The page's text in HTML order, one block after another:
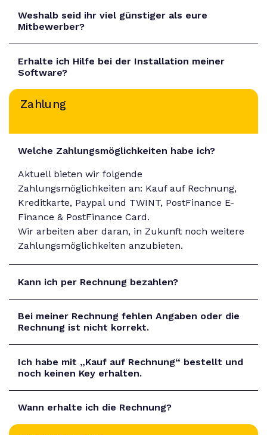
Weshalb seid ihr viel günstiger als eure
Mitbewerber?
Erhalte ich Hilfe bei der Installation meiner
Software?
Zahlung
Welche Zahlungsmöglichkeiten habe ich?
Aktuell bieten wir folgende
Zahlungsmöglichkeiten an: Kauf auf Rechnung,
Kreditkarte, Paypal und TWINT, PostFinance E-
Finance & PostFinance Card.
Wir arbeiten aber daran, in Zukunft noch weitere
Zahlungsmöglichkeiten anzubieten.
Kann ich per Rechnung bezahlen?
Bei meiner Rechnung fehlen Angaben oder die
Rechnung ist nicht korrekt.
Ich habe mit „Kauf auf Rechnung“ bestellt und
noch keinen Key erhalten.
Wann erhalte ich die Rechnung?